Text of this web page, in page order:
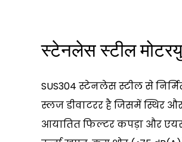
स्टेनलेस स्टील
SUS304 स्टेनलेस स्टील से
स्लज डीवाटरर है जिसमें स्थिर
आयातित फिल्टर कपड़ा और